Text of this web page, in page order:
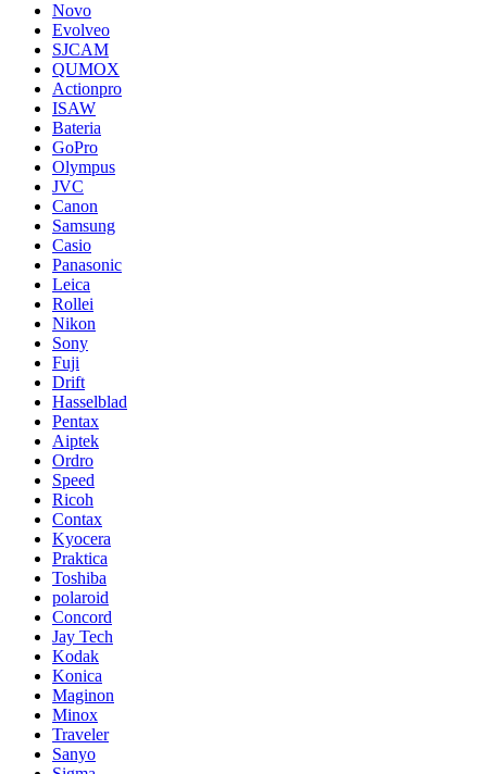
Novo
Evolveo
SJCAM
QUMOX
Actionpro
ISAW
Bateria
GoPro
Olympus
JVC
Canon
Samsung
Casio
Panasonic
Leica
Rollei
Nikon
Sony
Fuji
Drift
Hasselblad
Pentax
Aiptek
Ordro
Speed
Ricoh
Contax
Kyocera
Praktica
Toshiba
polaroid
Concord
Jay Tech
Kodak
Konica
Maginon
Minox
Traveler
Sanyo